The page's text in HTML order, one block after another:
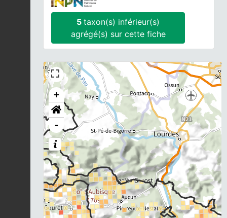
5taxon(s) inférieur(s)
agrégé(s) sur cette fiche
+
-